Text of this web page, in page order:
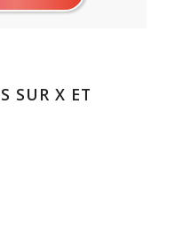
SUR X ET